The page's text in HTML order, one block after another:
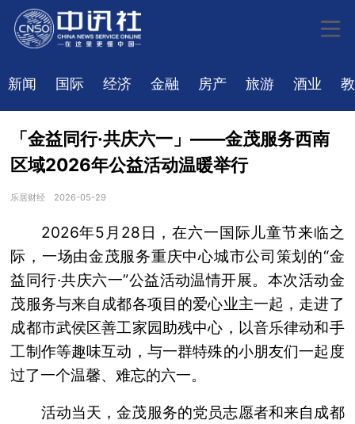
新闻 国际 经济 金融 房产 旅游 酒业
「金益同行·共庆六一」——金茂服务西南
区域2026年公益活动温暖举行
乐居财经 2026-05-29
2026年5月28日，在六一国际儿童节来临之
际，一场由金茂服务重庆中心城市公司策划的“金
益同行·共庆六一”公益活动温情开展。本次活动金
茂服务与来自成都各项目的爱心业主一起，走进了
成都市武侯区善工家园助残中心，以音乐律动和手
工制作等趣味互动，与一群特殊的小朋友们一起度
过了一个温馨、难忘的六一。
活动当天，金茂服务的党员志愿者和来自成都